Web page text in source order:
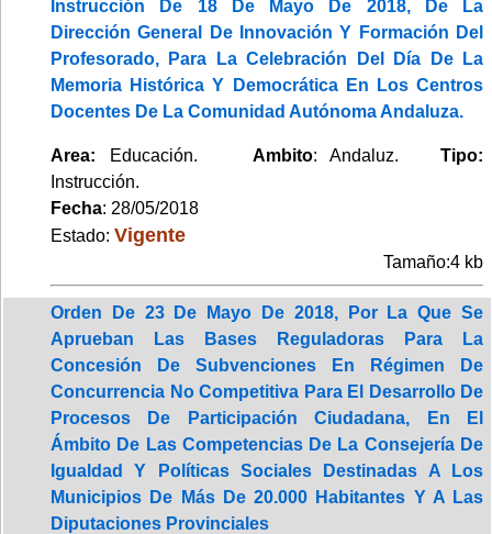
Instrucción De 18 De Mayo De 2018, De La
Dirección General De Innovación Y Formación Del
Profesorado, Para La Celebración Del Día De La
Memoria Histórica Y Democrática En Los Centros
Docentes De La Comunidad Autónoma Andaluza.
Area: Educación. Ambito: Andaluz.Tipo:
Instrucción.
Fecha: 28/05/2018
Estado: Vigente
Tamaño:4 kb
Orden De 23 De Mayo De 2018, Por La Que Se
Aprueban Las Bases Reguladoras Para La
Concesión De Subvenciones En Régimen De
Concurrencia No Competitiva Para El Desarrollo De
Procesos De Participación Ciudadana, En El
Ámbito De Las Competencias De La Consejería De
Igualdad Y Políticas Sociales Destinadas A Los
Municipios De Más De 20.000 Habitantes Y A Las
Diputaciones Provinciales